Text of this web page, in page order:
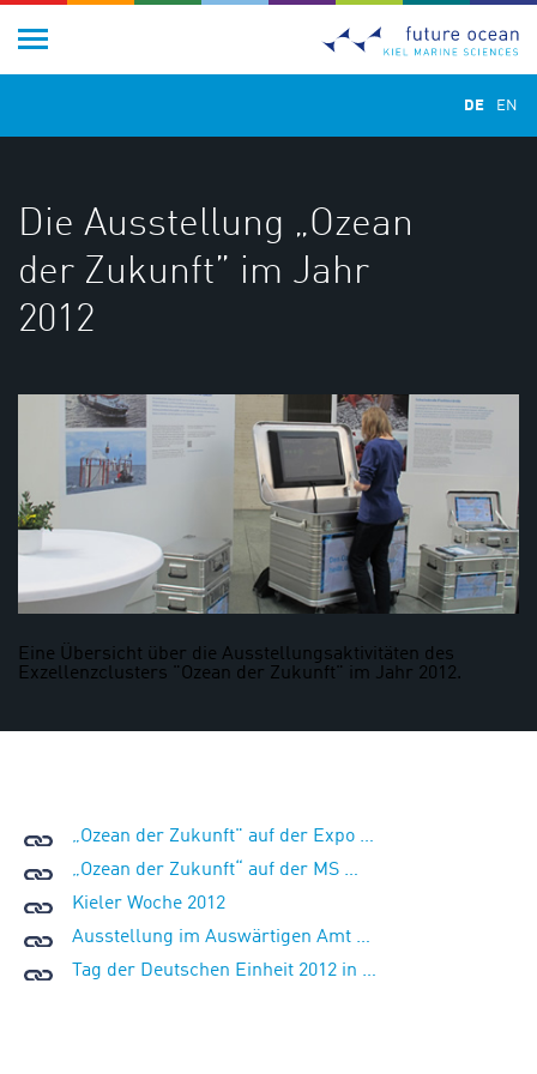
DE EN
Die Ausstellung „Ozean
der Zukunft” im Jahr
2012
Eine Übersicht über die Ausstellungsaktivitäten des
Exzellenzclusters "Ozean der Zukunft" im Jahr 2012.
„Ozean der Zukunft" auf der Expo …
„Ozean der Zukunft“ auf der MS …
Kieler Woche 2012
Ausstellung im Auswärtigen Amt …
Tag der Deutschen Einheit 2012 in …